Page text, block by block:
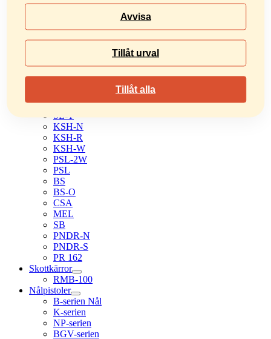
Avvisa
Tillåt urval
Tillåt alla
SZA
AH-2400
AH-3700
SL
SL-T
KSH-N
KSH-R
KSH-W
PSL-2W
PSL
BS
BS-O
CSA
MEL
SB
PNDR-N
PNDR-S
PR 162
Skottkärror
RMB-100
Nålpistoler
B-serien Nål
K-serien
NP-serien
BGV-serien